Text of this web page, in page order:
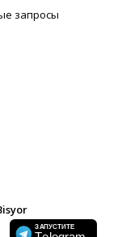
запросы